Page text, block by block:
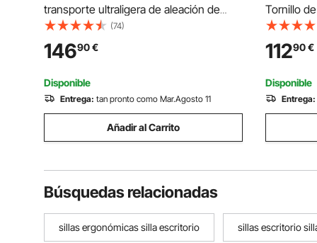
transporte ultraligera de aleación de
aluminio para adultos, silla de ruedas
plegable con brazos abatibles hasta el
largo del escritorio, freno autoblocante,
asiento de 15,75 pulgadas de ancho,
capacidad de peso de 220 libras
(74)
14690€
Disponible
Entrega: tan pronto como Mar.Agosto 11
Añadir al Carrito
Tornillo
Tornillo
Escritorio
Con
11290€
Disponible
Entrega:
Búsquedas relacionadas
sillas ergonómicas silla escritorio sillas escritorio